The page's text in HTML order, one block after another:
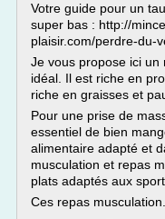
Votre guide pour un
super bas : http://
plaisir.com/perdre-du-
Je vous propose ici un
idéal. Il est riche en
riche en graisses et
Pour une prise de
essentiel de bien
alimentaire adapté et
musculation et repas
plats adaptés aux
Ces repas musculation...